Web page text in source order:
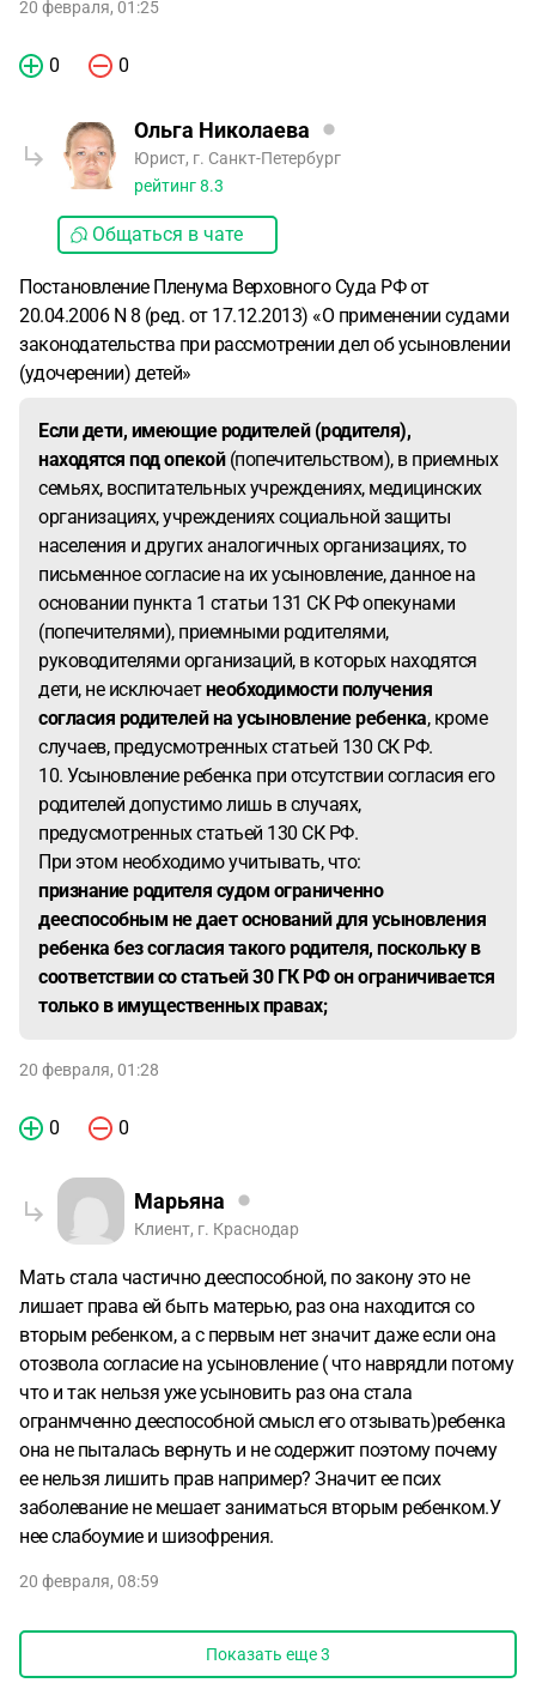
20 февраля, 01:25
0 0
Ольга Николаева
Юрист, г. Санкт-Петербург
рейтинг8.3
Общаться в чате
Постановление Пленума Верховного Суда РФ от
20.04.2006 N 8 (ред. от 17.12.2013) «О применении судами
законодательства при рассмотрении дел об усыновлении
(удочерении) детей»
Если дети, имеющие родителей (родителя),
находятся под опекой(попечительством), в приемных
семьях, воспитательных учреждениях, медицинских
организациях, учреждениях социальной защиты
населения и других аналогичных организациях, то
письменное согласие на их усыновление, данное на
основании пункта 1 статьи 131 СК РФ опекунами
(попечителями), приемными родителями,
руководителями организаций, в которых находятся
дети, не исключаетнеобходимости получения
согласия родителей на усыновление ребенка, кроме
случаев, предусмотренных статьей 130 СК РФ.
10. Усыновление ребенка при отсутствии согласия его
родителей допустимо лишь в случаях,
предусмотренных статьей 130 СК РФ.
При этом необходимо учитывать, что:
признание родителя судом ограниченно
дееспособным не дает оснований для усыновления
ребенка без согласия такого родителя, поскольку в
соответствии со статьей 30 ГК РФ он ограничивается
только в имущественных правах;
20 февраля, 01:28
0 0
Марьяна
Клиент, г. Краснодар
Мать стала частично дееспособной, по закону это не
лишает права ей быть матерью, раз она находится со
вторым ребенком, а с первым нет значит даже если она
отозвола согласие на усыновление ( что наврядли потому
что и так нельзя уже усыновить раз она стала
огранмченно дееспособной смысл его отзывать)ребенка
она не пыталась вернуть и не содержит поэтому почему
ее нельзя лишить прав например? Значит ее псих
заболевание не мешает заниматься вторым ребенком.У
нее слабоумие и шизофрения.
20 февраля, 08:59
Показать еще3